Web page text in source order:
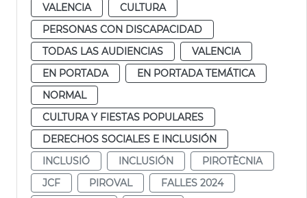
VALENCIA
CULTURA
PERSONAS CON DISCAPACIDAD
TODAS LAS AUDIENCIAS
VALENCIA
EN PORTADA
EN PORTADA TEMÁTICA
NORMAL
CULTURA Y FIESTAS POPULARES
DERECHOS SOCIALES E INCLUSIÓN
INCLUSIÓ
INCLUSIÓN
PIROTÈCNIA
JCF
PIROVAL
FALLES 2024